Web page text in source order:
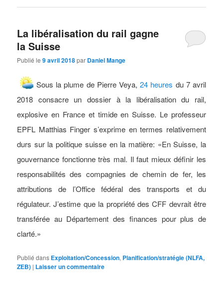
La libéralisation du rail gagne
la Suisse
Publié le9 avril 2018par Daniel Mange
Sous la plume de Pierre Veya,24 heures du 7 avril
2018 consacre un dossier à la libéralisation du rail,
explosive en France et timide en Suisse. Le professeur
EPFL Matthias Finger s’exprime en termes relativement
durs sur la politique suisse en la matière: «En Suisse, la
gouvernance fonctionne très mal. Il faut mieux définir les
responsabilités des compagnies de chemin de fer, les
attributions de l’Office fédéral des transports et du
régulateur. J’estime que la propriété des CFF devrait être
transférée au Département des finances pour plus de
clarté.»
Publié dans Exploitation/Concession, Planification/stratégie (NLFA,
ZEB) | Laisser un commentaire